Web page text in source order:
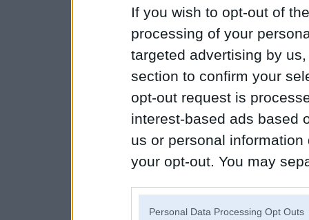
If you wish to opt-out of
processing of your
targeted advertising by
section to confirm your
opt-out request is
interest-based ads based
us or personal
your opt-out. You may
Personal Data Processing Opt Outs